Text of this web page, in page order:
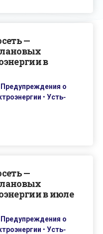
—
в
Предупреждения о
• Усть-
—
в июле
Предупреждения о
• Усть-